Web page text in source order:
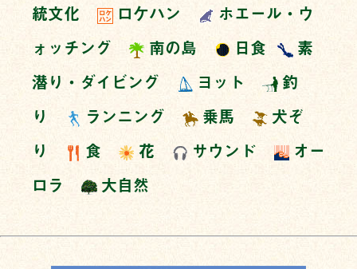
統文化
ロケハン
ホエール・ウ
ォッチング
南の島 日食
素
潜り・ダイビング
ヨット
釣
り
ランニング 乗馬
犬ぞ
り
食 花 サウンド
オー
ロラ
大自然